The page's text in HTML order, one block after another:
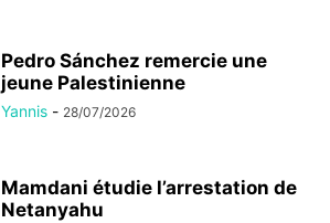
Pedro Sánchez remercie une
jeune Palestinienne
Yannis - 28/07/2026
Mamdani étudie l’arrestation de
Netanyahu